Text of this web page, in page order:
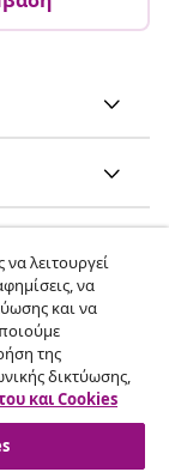
λειτουργεί
να
και να
της
δικτύωσης,
και Cookies